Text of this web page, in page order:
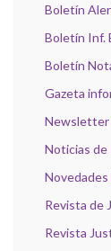
Boletín
Boletín Inf.
Boletín
Gazeta
Newsletter
Noticias
Revista de
Revista